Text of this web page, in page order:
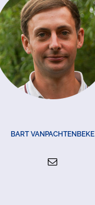
BART VANPACHTENBEKE